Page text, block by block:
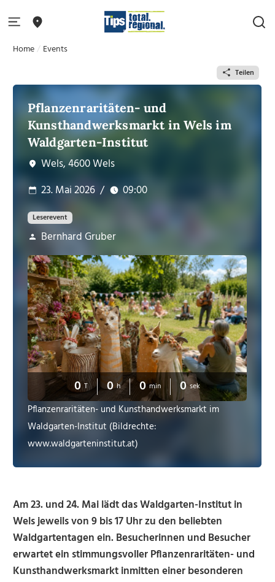
Home Events
Teilen
Pflanzenraritäten- und
Kunsthandwerksmarkt in Wels im
Waldgarten-Institut
Wels, 4600 Wels
23. Mai 2026 / 09:00
Leserevent
Bernhard Gruber
0 T 0 h 0 min 0 sek
Pflanzenraritäten- und Kunsthandwerksmarkt im
Waldgarten-Institut (Bildrechte:
www.waldgarteninstitut.at)
Am 23. und 24. Mai lädt das Waldgarten-Institut in
Wels jeweils von 9 bis 17 Uhr zu den beliebten
Waldgartentagen ein. Besucherinnen und Besucher
erwartet ein stimmungsvoller Pflanzenraritäten- und
Kunsthandwerksmarkt inmitten einer besonderen